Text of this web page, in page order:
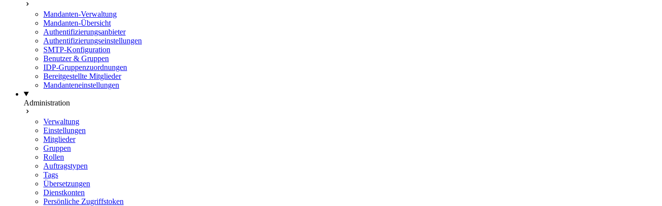
Mandanten-Verwaltung
Mandanten-Übersicht
Authentifizierungsanbieter
Authentifizierungseinstellungen
SMTP-Konfiguration
Benutzer & Gruppen
IDP-Gruppenzuordnungen
Bereitgestellte Mitglieder
Mandanteneinstellungen
Administration
Verwaltung
Einstellungen
Mitglieder
Gruppen
Rollen
Auftragstypen
Tags
Übersetzungen
Dienstkonten
Persönliche Zugriffstoken